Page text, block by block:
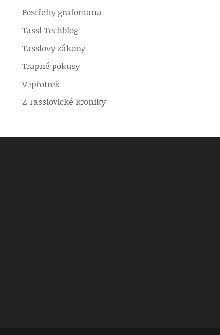
Postřehy grafomana
Tassl Techblog
Tasslovy zákony
Trapné pokusy
Vepřotrek
Z Tasslovické kroniky